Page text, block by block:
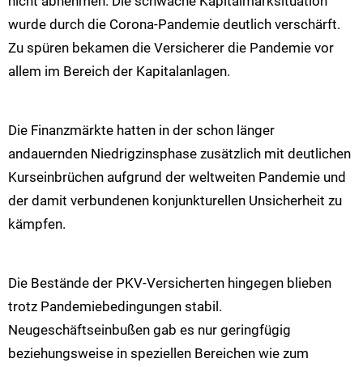
wurde durch die Corona-Pandemie deutlich verschärft.
Zu spüren bekamen die Versicherer die Pandemie vor
allem im Bereich der Kapitalanlagen.
Die Finanzmärkte hatten in der schon länger
andauernden Niedrigzinsphase zusätzlich mit deutlichen
Kurseinbrüchen aufgrund der weltweiten Pandemie und
der damit verbundenen konjunkturellen Unsicherheit zu
kämpfen.
Die Bestände der PKV-Versicherten hingegen blieben
trotz Pandemiebedingungen stabil.
Neugeschäftseinbußen gab es nur geringfügig
beziehungsweise in speziellen Bereichen wie zum